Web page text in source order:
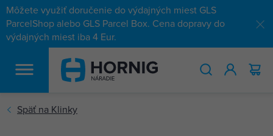
Môžete využiť doručenie do výdajných miest GLS
ParcelShop alebo GLS Parcel Box. Cena dopravy do
výdajných miest iba 4 Eur.
HĽADAŤ